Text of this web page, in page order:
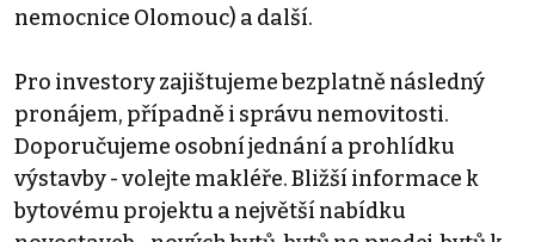
nemocnice Olomouc) a další.
Pro investory zajištujeme bezplatně následný
pronájem, případně i správu nemovitosti.
Doporučujeme osobní jednání a prohlídku
výstavby - volejte makléře. Bližší informace k
bytovému projektu a největší nabídku